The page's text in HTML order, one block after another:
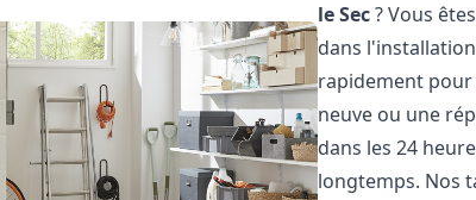
le Sec? Vous
dans
rapidement
neuve ou une
dans les 24
longtemps. Nos